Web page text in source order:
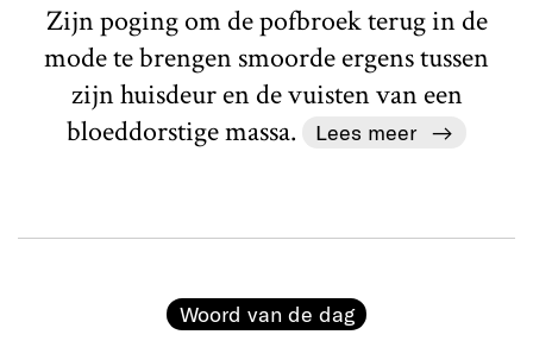
Zijn poging om de pofbroek terug in de
mode te brengen smoorde ergens tussen
zijn huisdeur en de vuisten van een
bloeddorstige massa.
Lees meer
Woord van de dag